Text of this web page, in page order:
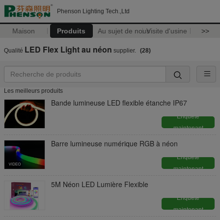
Phenson Lighting Tech.,Ltd
Maison Produits Au sujet de nousVisite d'usine >>
Qualité LED Flex Light au néon supplier. (28)
Les meilleurs produits
Bande lumineuse LED flexible étanche IP67
Enquête
maintenant
Barre lumineuse numérique RGB à néon
Enquête
maintenant
5M Néon LED Lumière Flexible
Enquête
maintenant